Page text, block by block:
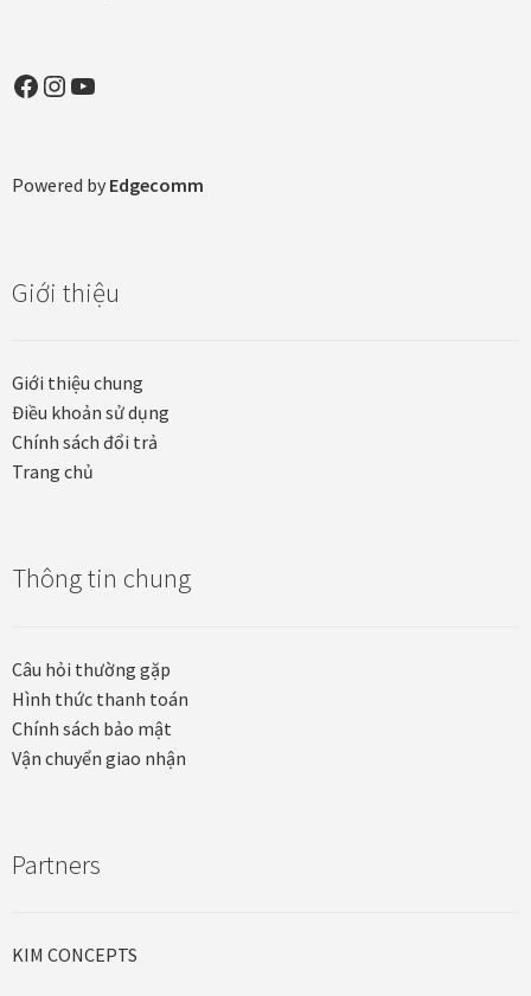
Khung ảnh
Khung tranh gỗ sồi
Liên hệ
Mia Lifestyle
Nhận vẽ tranh theo yêu cầu
Quà tặng cao cấp
Quà tặng đối tác nước ngoài
Sản phẩm mới
Facebook
Instagram
YouTube
Powered by Edgecomm
Giới thiệu
Giới thiệu chung
Điều khoản sử dụng
Chính sách đổi trả
Trang chủ
Thông tin chung
Câu hỏi thường gặp
Hình thức thanh toán
Chính sách bảo mật
Vận chuyển giao nhận
Partners
KIM CONCEPTS